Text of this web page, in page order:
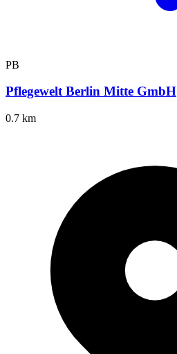
PB
Pflegewelt Berlin Mitte GmbH
0.7 km